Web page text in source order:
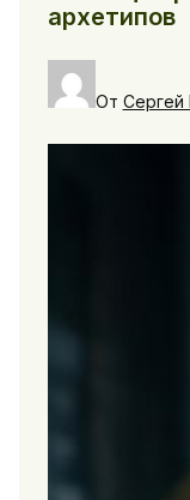
архетипов
От Сергей